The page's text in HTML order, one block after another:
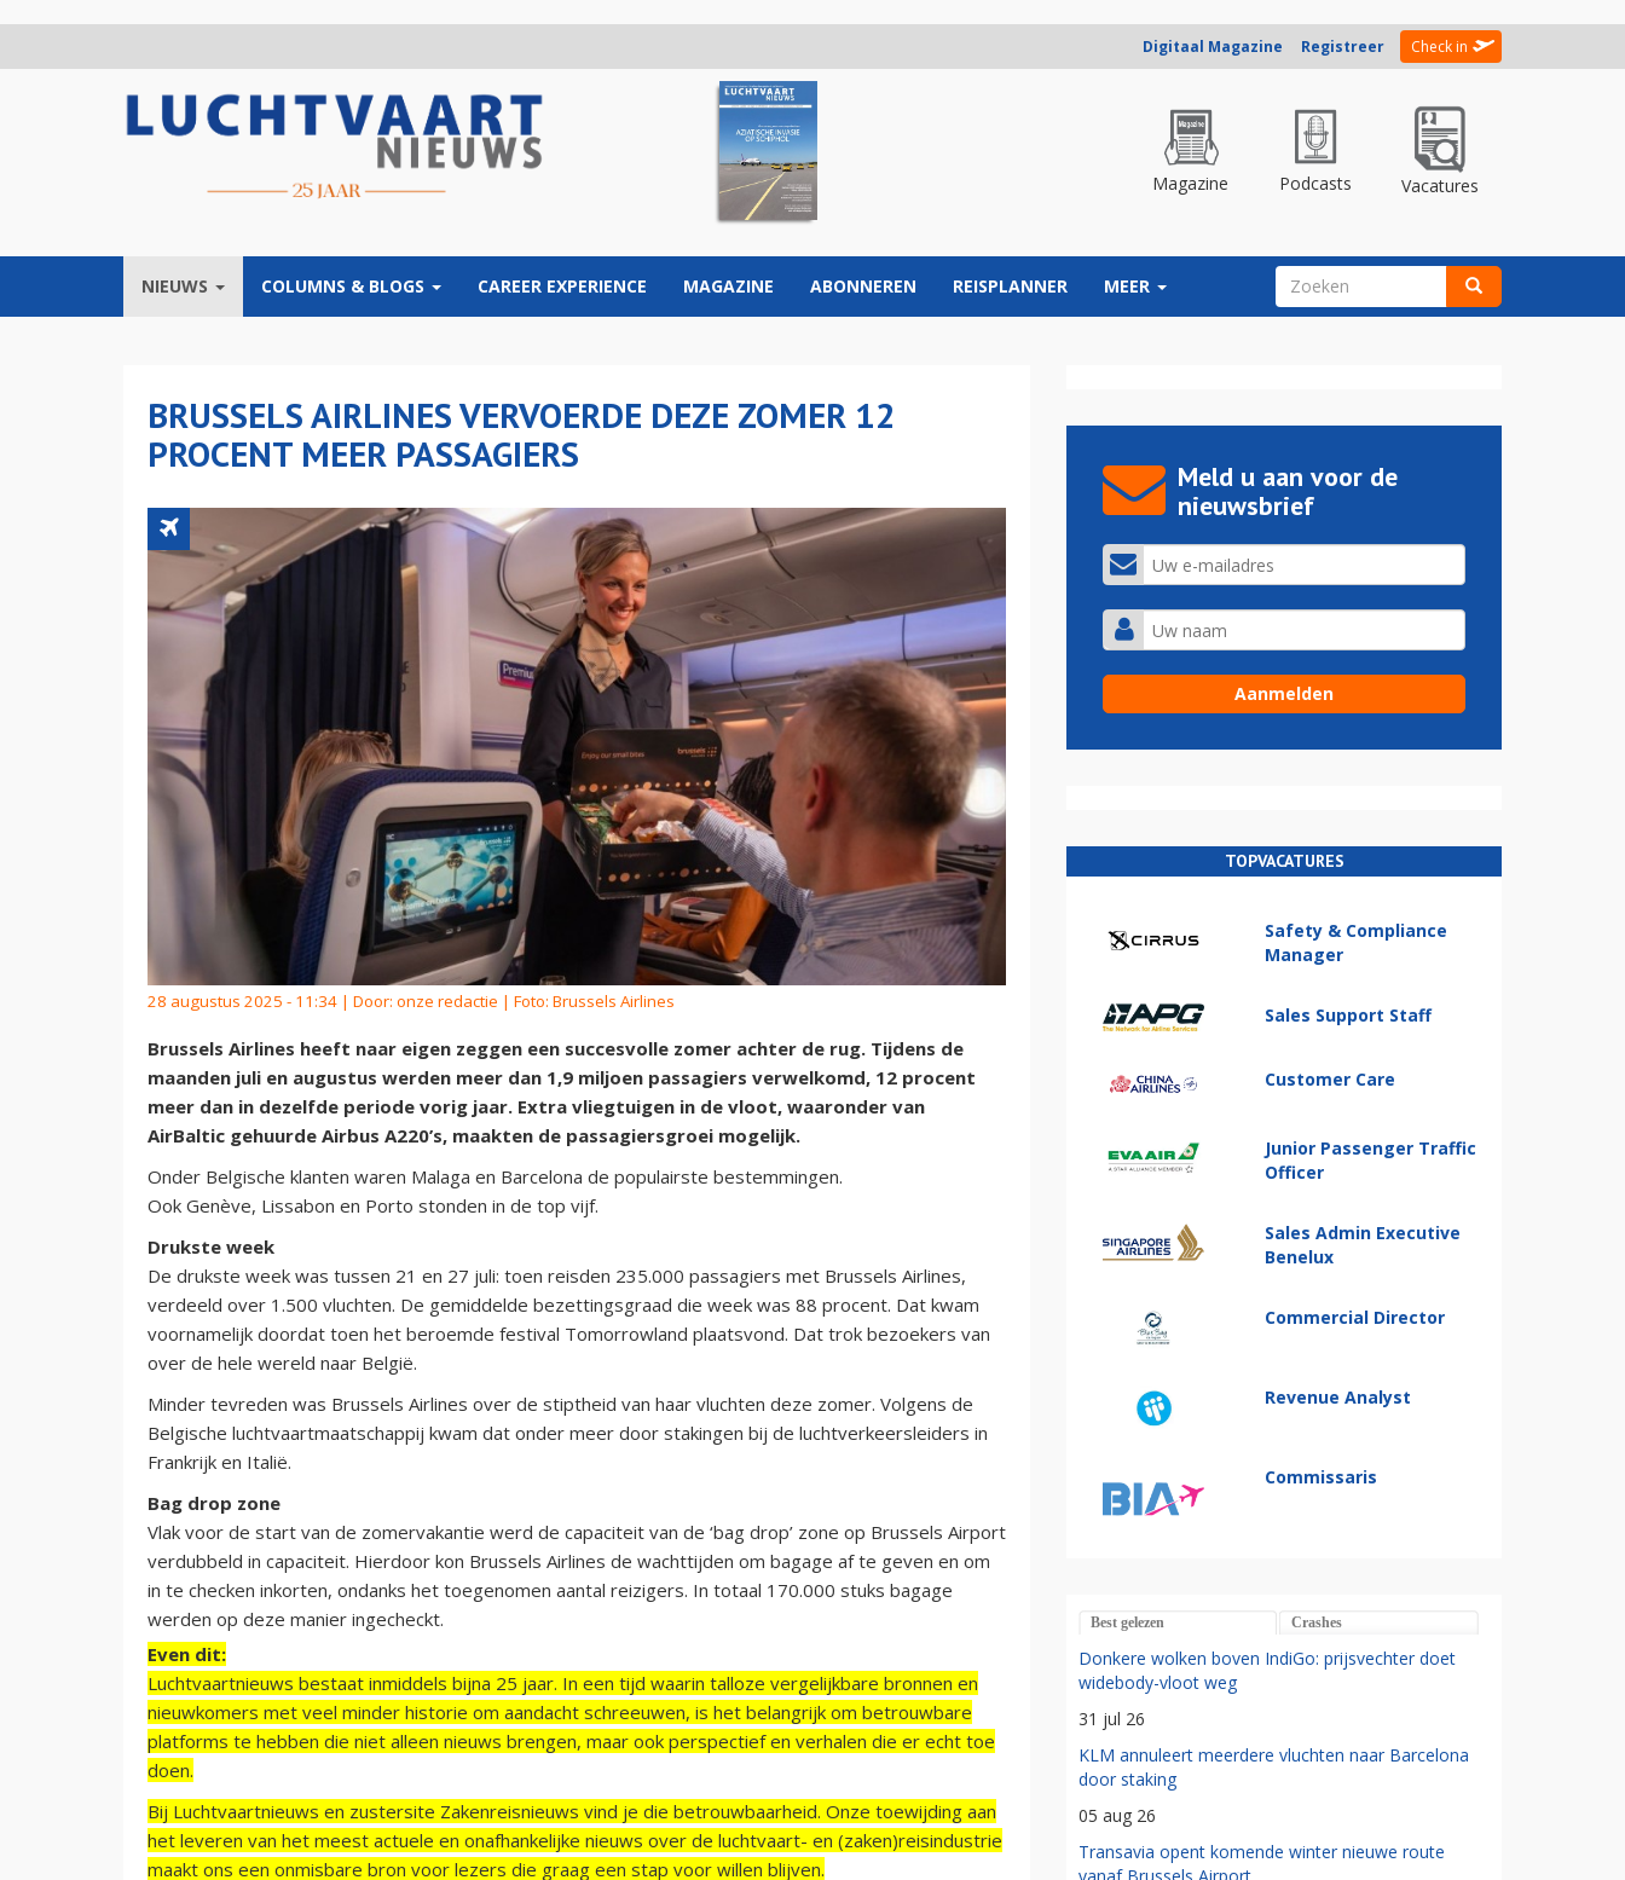
Digitaal Magazine Registreer Check in
Magazine Podcasts Vacatures
NIEUWS COLUMNS & BLOGS CAREER EXPERIENCE MAGAZINE ABONNEREN REISPLANNER MEER ZOEKVELD
BRUSSELS AIRLINES VERVOERDE DEZE ZOMER 12
PROCENT MEER PASSAGIERS
28 augustus 2025 - 11:34 | Door: onze redactie | Foto: Brussels Airlines
Brussels Airlines heeft naar eigen zeggen een succesvolle zomer achter de rug. Tijdens de
maanden juli en augustus werden meer dan 1,9 miljoen passagiers verwelkomd, 12 procent
meer dan in dezelfde periode vorig jaar. Extra vliegtuigen in de vloot, waaronder van
AirBaltic gehuurde Airbus A220’s, maakten de passagiersgroei mogelijk.
Onder Belgische klanten waren Malaga en Barcelona de populairste bestemmingen.
Ook Genève, Lissabon en Porto stonden in de top vijf.
Drukste week
De drukste week was tussen 21 en 27 juli: toen reisden 235.000 passagiers met Brussels Airlines,
verdeeld over 1.500 vluchten. De gemiddelde bezettingsgraad die week was 88 procent. Dat kwam
voornamelijk doordat toen het beroemde festival Tomorrowland plaatsvond. Dat trok bezoekers van
over de hele wereld naar België.
Minder tevreden was Brussels Airlines over de stiptheid van haar vluchten deze zomer. Volgens de
Belgische luchtvaartmaatschappij kwam dat onder meer door stakingen bij de luchtverkeersleiders in
Frankrijk en Italië.
Bag drop zone
Vlak voor de start van de zomervakantie werd de capaciteit van de ‘bag drop’ zone op Brussels Airport
verdubbeld in capaciteit. Hierdoor kon Brussels Airlines de wachttijden om bagage af te geven en om
in te checken inkorten, ondanks het toegenomen aantal reizigers. In totaal 170.000 stuks bagage
werden op deze manier ingecheckt.
Even dit:
Luchtvaartnieuws bestaat inmiddels bijna 25 jaar. In een tijd waarin talloze vergelijkbare bronnen en
nieuwkomers met veel minder historie om aandacht schreeuwen, is het belangrijk om betrouwbare
platforms te hebben die niet alleen nieuws brengen, maar ook perspectief en verhalen die er echt toe
doen.
Bij Luchtvaartnieuws en zustersite Zakenreisnieuws vind je die betrouwbaarheid. Onze toewijding aan
het leveren van het meest actuele en onafhankelijke nieuws over de luchtvaart- en (zaken)reisindustrie
maakt ons een onmisbare bron voor lezers die graag een stap voor willen blijven.
Meld u aan voor de
nieuwsbrief
TOPVACATURES
Safety & Compliance
Manager
Sales Support Staff
Customer Care
Junior Passenger Traffic
Officer
Sales Admin Executive
Benelux
Commercial Director
Revenue Analyst
Commissaris
Best gelezen Crashes
Donkere wolken boven IndiGo: prijsvechter doet
widebody-vloot weg
31 jul 26
KLM annuleert meerdere vluchten naar Barcelona
door staking
05 aug 26
Transavia opent komende winter nieuwe route